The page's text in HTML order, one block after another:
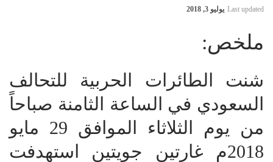
Last updated يوليو 3, 2018
ملخص:
شنت الطائرات الحربية للتحالف
السعودي في الساعة الثامنة صباحاً
من يوم الثلاثاء الموافق 29 مايو
2018م غارتين جويتين استهدفت